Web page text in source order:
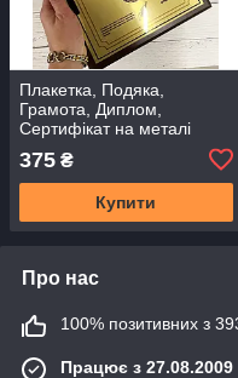
Плакетка, Подяка,
Грамота, Диплом,
Сертифікат на металі
375 ₴
Купити
Про нас
100% позитивних з 393
Працює з 27.08.2009